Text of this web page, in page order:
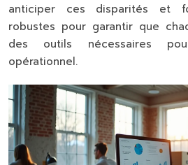
anticiper ces disparités et
robustes pour garantir que
des outils nécessaires
opérationnel.